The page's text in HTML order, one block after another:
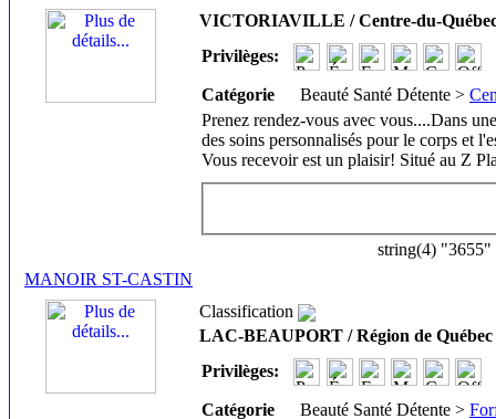
VICTORIAVILLE / Centre-du-
Privilèges:
Catégorie Beauté Santé Détente >
Prenez rendez-vous avec vous....Dans
des soins personnalisés pour le corps et
Vous recevoir est un plaisir! Situé au Z
string(4) "3655"
MANOIR ST-CASTIN
Classification
LAC-BEAUPORT / Région de Québec
Privilèges:
Catégorie Beauté Santé Détente >